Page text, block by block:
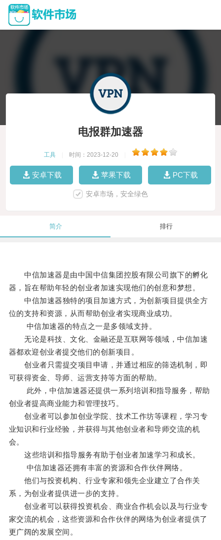
电报群加速器
工具 时间：2023-12-20
安卓下载 苹果下载 PC下载
安卓市场，安全绿色
简介 排行
中信加速器是由中国中信集团控股有限公司旗下的孵化
器，旨在帮助年轻的创业者加速实现他们的创意和梦想。
中信加速器独特的项目加速方式，为创新项目提供全方
位的支持和资源，从而帮助创业者实现商业成功。
中信加速器的特点之一是多领域支持。
无论是科技、文化、金融还是互联网等领域，中信加速
器都欢迎创业者提交他们的创新项目。
创业者只需提交项目申请，并通过相应的筛选机制，即
可获得资金、导师、运营支持等方面的帮助。
此外，中信加速器还提供一系列培训和指导服务，帮助
创业者提高商业能力和管理技巧。
创业者可以参加创业学院、技术工作坊等课程，学习专
业知识和行业经验，并获得与其他创业者和导师交流的机
会。
这些培训和指导服务有助于创业者加速学习和成长。
中信加速器还拥有丰富的资源和合作伙伴网络。
他们与投资机构、行业专家和领先企业建立了合作关
系，为创业者提供进一步的支持。
创业者可以获得投资机会、商业合作机会以及与行业专
家交流的机会，这些资源和合作伙伴的网络为创业者提供了
更广阔的发展空间。